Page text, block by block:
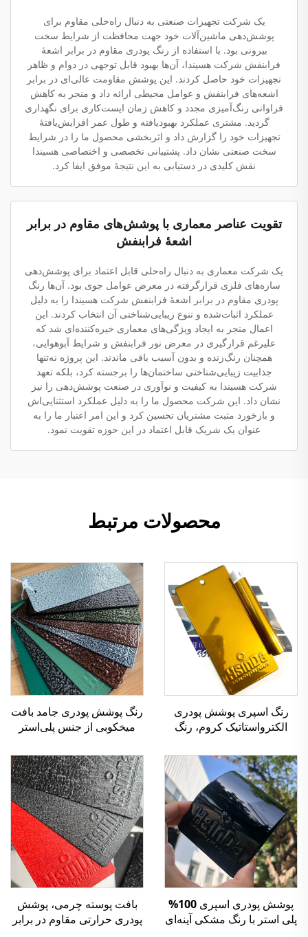
یک شرکت تجهیزات صنعتی به دنبال راه‌حلی مقاوم برای
پوشش‌دهی ماشین‌آلات خود جهت محافظت از شرایط سخت
بیرونی بود. با استفاده از رنگ پودری مقاوم در برابر اشعهٔ
فرابنفش شرکت هسیندا، آن‌ها بهبود قابل توجهی در دوام و ظاهر
تجهیزات خود حاصل کردند. این پوشش مقاومت عالی‌ای در برابر
اشعه‌های فرابنفش و عوامل محیطی ارائه داد و منجر به کاهش
فراوانی رنگ‌آمیزی مجدد و کاهش زمان ایست‌کاری برای نگهداری
گردید. مشتری عملکرد بهبودیافته و طول عمر افزایش‌یافتهٔ
تجهیزات خود را گزارش داد و اثربخشی محصول ما را در شرایط
سخت صنعتی نشان داد. پشتیبانی تخصصی و اختصاصی هسیندا
نقش کلیدی در دستیابی به این نتیجهٔ موفق ایفا کرد.
تقویت عناصر معماری با پوشش‌های مقاوم در برابر
اشعهٔ فرابنفش
یک شرکت معماری به دنبال راه‌حلی قابل اعتماد برای پوشش‌دهی
سازه‌های فلزی قرارگرفته در معرض عوامل جوی بود. آن‌ها رنگ
پودری مقاوم در برابر اشعهٔ فرابنفش شرکت هسیندا را به دلیل
عملکرد اثبات‌شده و تنوع زیبایی‌شناختی آن انتخاب کردند. این
اعمال منجر به ایجاد ویژگی‌های معماری خیره‌کننده‌ای شد که
علیرغم قرارگیری در معرض نور فرابنفش و شرایط آبوهوایی،
همچنان رنگ‌زنده و بدون آسیب باقی ماندند. این پروژه نه‌تنها
جذابیت زیبایی‌شناختی ساختمان‌ها را برجسته کرد، بلکه تعهد
شرکت هسیندا به کیفیت و نوآوری در صنعت پوشش‌دهی را نیز
نشان داد. این شرکت محصول ما را به دلیل عملکرد استثنایی‌اش
و بازخورد مثبت مشتریان تحسین کرد و این امر اعتبار ما را به
عنوان یک شریک قابل اعتماد در این حوزه تقویت نمود.
محصولات مرتبط
رنگ اسپری پوشش پودری
الکترواستاتیک کروم، رنگ
حرارت و مواد شیمیایی،
اکسید نشدنی، برای ساخت
فلزات
رنگ پوشش پودری جامد بافت
میخکوبی از جنس پلی‌استر
پوشش پودری اسپری 100%
پلی استر با رنگ مشکی آینه‌ای
بافت پوسته چرمی، پوشش
پودری حرارتی مقاوم در برابر